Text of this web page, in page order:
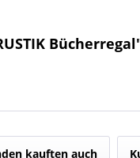
kauften auch